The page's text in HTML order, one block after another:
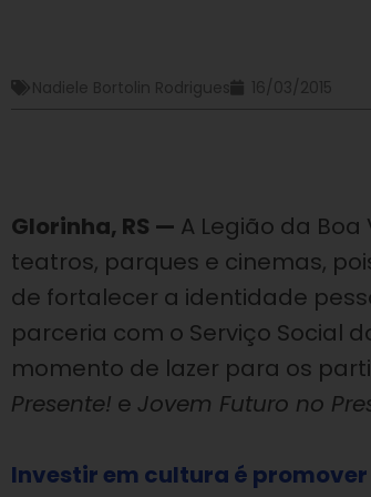
Nadiele Bortolin Rodrigues 16/03/2015
Glorinha, RS — A Legião da
teatros, parques e cinemas,
de fortalecer a identidade
parceria com o Serviço Social
momento de lazer para os
Presente! e Jovem Futuro no P
Investir em cultura é promover